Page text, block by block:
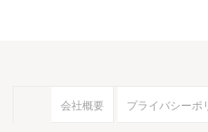
会社概要 プライバシーポ